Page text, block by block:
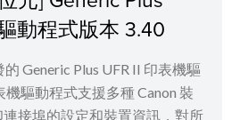
動程式版本 3.40
Generic Plus UFR II 印表機驅
驅動程式支援多種 Canon 裝
接埠的設定和裝置資訊，對所